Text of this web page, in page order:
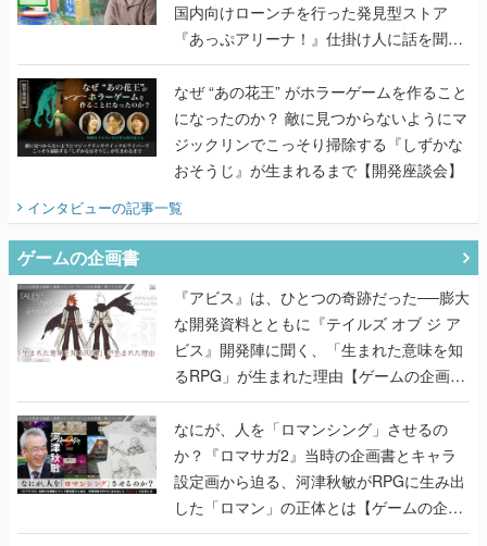
国内向けローンチを行った発見型ストア
『あっぷアリーナ！』仕掛け人に話を聞い
てみた
なぜ “あの花王” がホラーゲームを作ること
になったのか？ 敵に見つからないようにマ
ジックリンでこっそり掃除する『しずかな
おそうじ』が生まれるまで【開発座談会】
インタビューの記事一覧
ゲームの企画書
『アビス』は、ひとつの奇跡だった──膨大
な開発資料とともに『テイルズ オブ ジ ア
ビス』開発陣に聞く、「生まれた意味を知
るRPG」が生まれた理由【ゲームの企画
書】
なにが、人を「ロマンシング」させるの
か？『ロマサガ2』当時の企画書とキャラ
設定画から迫る、河津秋敏がRPGに生み出
した「ロマン」の正体とは【ゲームの企画
書】